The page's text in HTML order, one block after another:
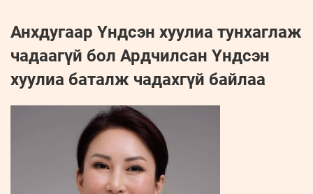
Анхдугаар Үндсэн хуулиа тунхаглаж
чадаагүй бол Ардчилсан Үндсэн
хуулиа баталж чадахгүй байлаа